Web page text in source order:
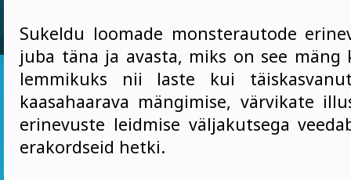
Sukeldu loomade monsterautode
juba täna ja avasta, miks on see mäng
lemmikuks nii laste kui
kaasahaarava mängimise, värvikate
erinevuste leidmise väljakutsega
erakordseid hetki.